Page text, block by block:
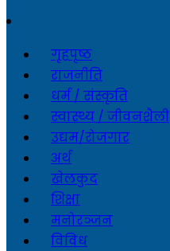
गृहपृष्ठ
राजनीति
धर्म / संस्कृति
स्वास्थ्य / जीवनशैली
उद्यम/रोजगार
अर्थ
खेलकुद
शिक्षा
मनोरञ्जन
विविध